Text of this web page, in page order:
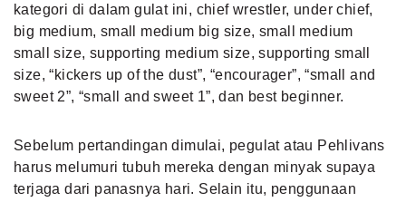
kategori di dalam gulat ini, chief wrestler, under chief,
big medium, small medium big size, small medium
small size, supporting medium size, supporting small
size, “kickers up of the dust”, “encourager”, “small and
sweet 2”, “small and sweet 1”, dan best beginner.
Sebelum pertandingan dimulai, pegulat atau Pehlivans
harus melumuri tubuh mereka dengan minyak supaya
terjaga dari panasnya hari. Selain itu, penggunaan